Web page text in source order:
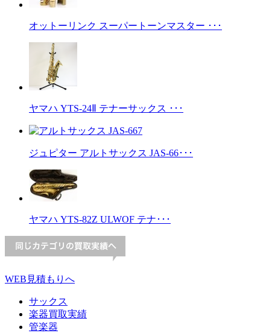
オットーリンク スーパートーンマスター ･･･
ヤマハ YTS-24Ⅱ テナーサックス ･･･
ジュピター アルトサックス JAS-66･･･
ヤマハ YTS-82Z ULWOF テナ･･･
WEB見積もりへ
サックス
楽器買取実績
管楽器